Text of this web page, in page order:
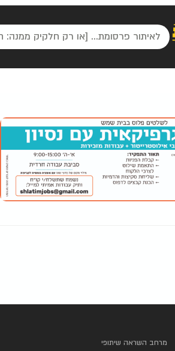
מרחב השראה שיתופי